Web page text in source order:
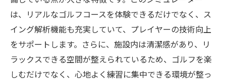
は、リアルなゴルフコースを体験できるだけでなく、ス
イング解析機能も充実していて、プレイヤーの技術向上
をサポートします。さらに、施設内は清潔感があり、リ
ラックスできる空間が整えられているため、ゴルフを楽
しむだけでなく、心地よく練習に集中できる環境が整っ